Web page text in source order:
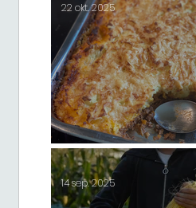
Shepherds paj
22 okt. 2025
14 sep. 2025